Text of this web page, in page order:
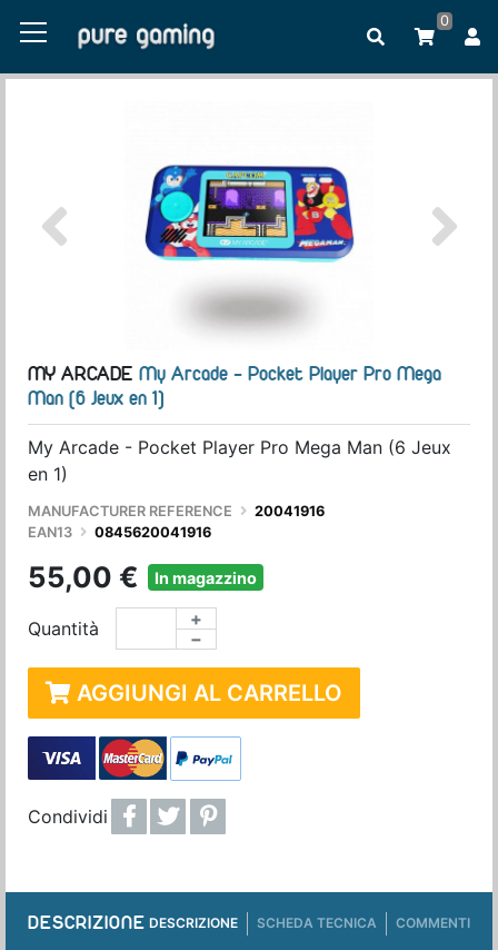
0
MY ARCADE My Arcade - Pocket Player Pro Mega
Man (6 Jeux en 1)
My Arcade - Pocket Player Pro Mega Man (6 Jeux
en 1)
MANUFACTURER REFERENCE
20041916
EAN13
0845620041916
55,00 € In magazzino
Quantità −
+
AGGIUNGI AL CARRELLO
Condividi
DESCRIZIONE DESCRIZIONE SCHEDA TECNICA COMMENTI